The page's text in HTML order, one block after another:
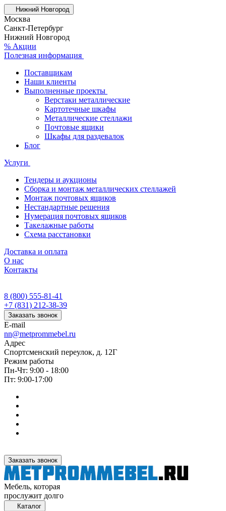
Нижний Новгород
Москва
Санкт-Петербург
Нижний Новгород
% Акции
Полезная информация
Поставщикам
Наши клиенты
Выполненные проекты
Верстаки металлические
Картотечные шкафы
Металлические стеллажи
Почтовые ящики
Шкафы для раздевалок
Блог
Услуги
Тендеры и аукционы
Сборка и монтаж металлических стеллажей
Монтаж почтовых ящиков
Нестандартные решения
Нумерация почтовых ящиков
Такелажные работы
Схема расстановки
Доставка и оплата
О нас
Контакты
8 (800) 555-81-41
+7 (831) 212-38-39
Заказать звонок
E-mail
nn@metprommebel.ru
Адрес
Спортсменский переулок, д. 12Г
Режим работы
Пн-Чт: 9:00 - 18:00
Пт: 9:00-17:00
Заказать звонок
Мебель, которая
прослужит долго
Каталог